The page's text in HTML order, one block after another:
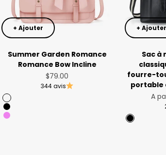
+ Ajouter
Summer Garden Romance
Romance Bow Incline
Prix de vente
$79.00
344 avis
Rose
Black
Violet
+
Sac à
fourre-
portable
Prix
A
Black